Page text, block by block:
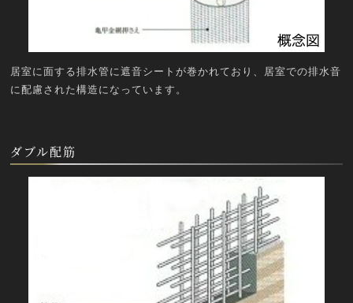
居室に面する排水管に遮音シートが巻かれており、居室での排水音
に配慮された構造になっています。
ダブル配筋